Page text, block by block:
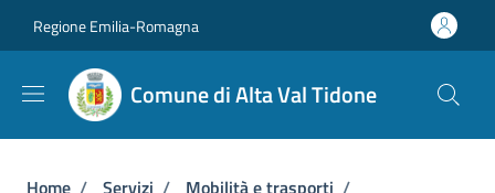
Regione Emilia-Romagna
Comune di Alta Val Tidone
Home / Servizi / Mobilità e trasporti /